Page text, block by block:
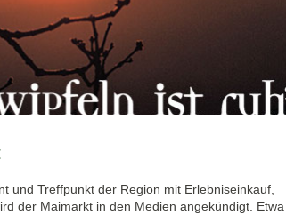
und Treffpunkt der Region mit Erlebniseinkauf,
der Maimarkt in den Medien angekündigt. Etwa